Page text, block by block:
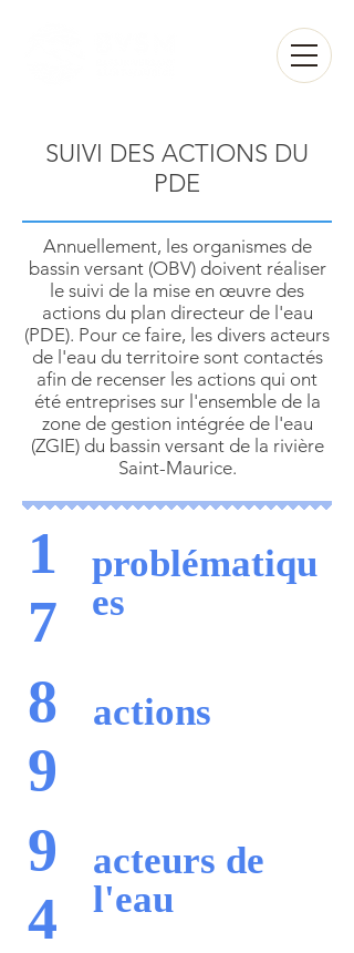
SUIVI DES ACTIONS DU
PDE
Annuellement, les organismes de
bassin versant (OBV) doivent réaliser
le suivi de la mise en œuvre des
actions du plan directeur de l'eau
(PDE). Pour ce faire, les divers acteurs
de l'eau du territoire sont contactés
afin de recenser les actions qui ont
été entreprises sur l'ensemble de la
zone de gestion intégrée de l'eau
(ZGIE) du bassin versant de la rivière
Saint-Maurice.
1
7
problématiqu
es
8
9
actions
9
4
acteurs de
l'eau